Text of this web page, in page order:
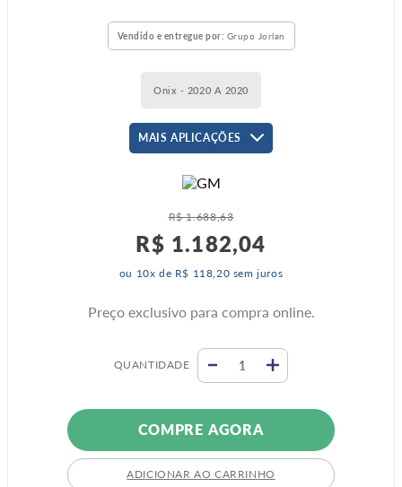
Vendido e entregue por: Grupo Jorlan
Onix - 2020 A 2020
MAIS APLICAÇÕES
R$ 1.688,63
R$ 1.182,04
ou 10x de R$ 118 20 sem juros
Preço exclusivo para compra online.
QUANTIDADE
COMPRE AGORA
ADICIONAR AO CARRINHO